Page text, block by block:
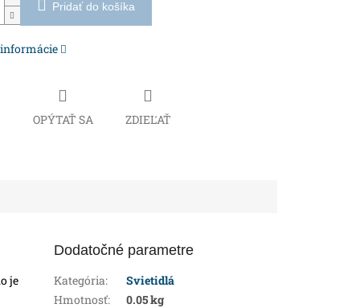
Pridať do košíka
OPÝTAŤ SA ZDIEĽAŤ
je
Dodatočné parametre
Kategória:
Svietidlá
Hmotnosť:
0.05 kg